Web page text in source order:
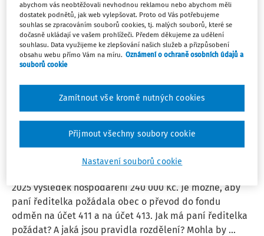
platbu nárok na dotace ve výši 200 000 Kč. Náklady na
tituly z této žádosti dle AE činí 175 000 Kč. V případě
kontroly a schválení této žádosti bude rozdíl ve výši 25
000 Kč předmětem daně z příjmu ...
Vydáno:17. 3. 2026 1 minuta čtení
Žádost o převodu zisku u příspěvkové
2025 výsledek hospodaření 240 000 Kč. Je možné, aby
paní ředitelka požádala obec o převod do fondu
odměn na účet 411 a na účet 413. Jak má paní ředitelka
požádat? A jaká jsou pravidla rozdělení? Mohla by ...
abychom vás neobtěžovali nevhodnou reklamou nebo abychom měli
dostatek podnětů, jak web vylepšovat. Proto od Vás potřebujeme
souhlas se zpracováním souborů cookies, tj. malých souborů, které se
dočasně ukládají ve vašem prohlížeči. Předem děkujeme za udělení
souhlasu. Data využijeme ke zlepšování našich služeb a přizpůsobení
obsahu webu přímo Vám na míru. Oznámení o ochraně osobních údajů a
souborů cookie
Nastavení souborů cookie
Zamítnout vše kromě nutných cookies
Přijmout všechny soubory cookie